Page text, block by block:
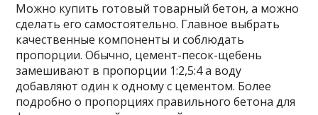
Можно купить готовый товарный бетон, а можно
сделать его самостоятельно. Главное выбрать
качественные компоненты и соблюдать
пропорции. Обычно, цемент-песок-щебень
замешивают в пропорции 1:2,5:4 а воду
добавляют один к одному с цементом. Более
подробно о пропорциях правильного бетона для